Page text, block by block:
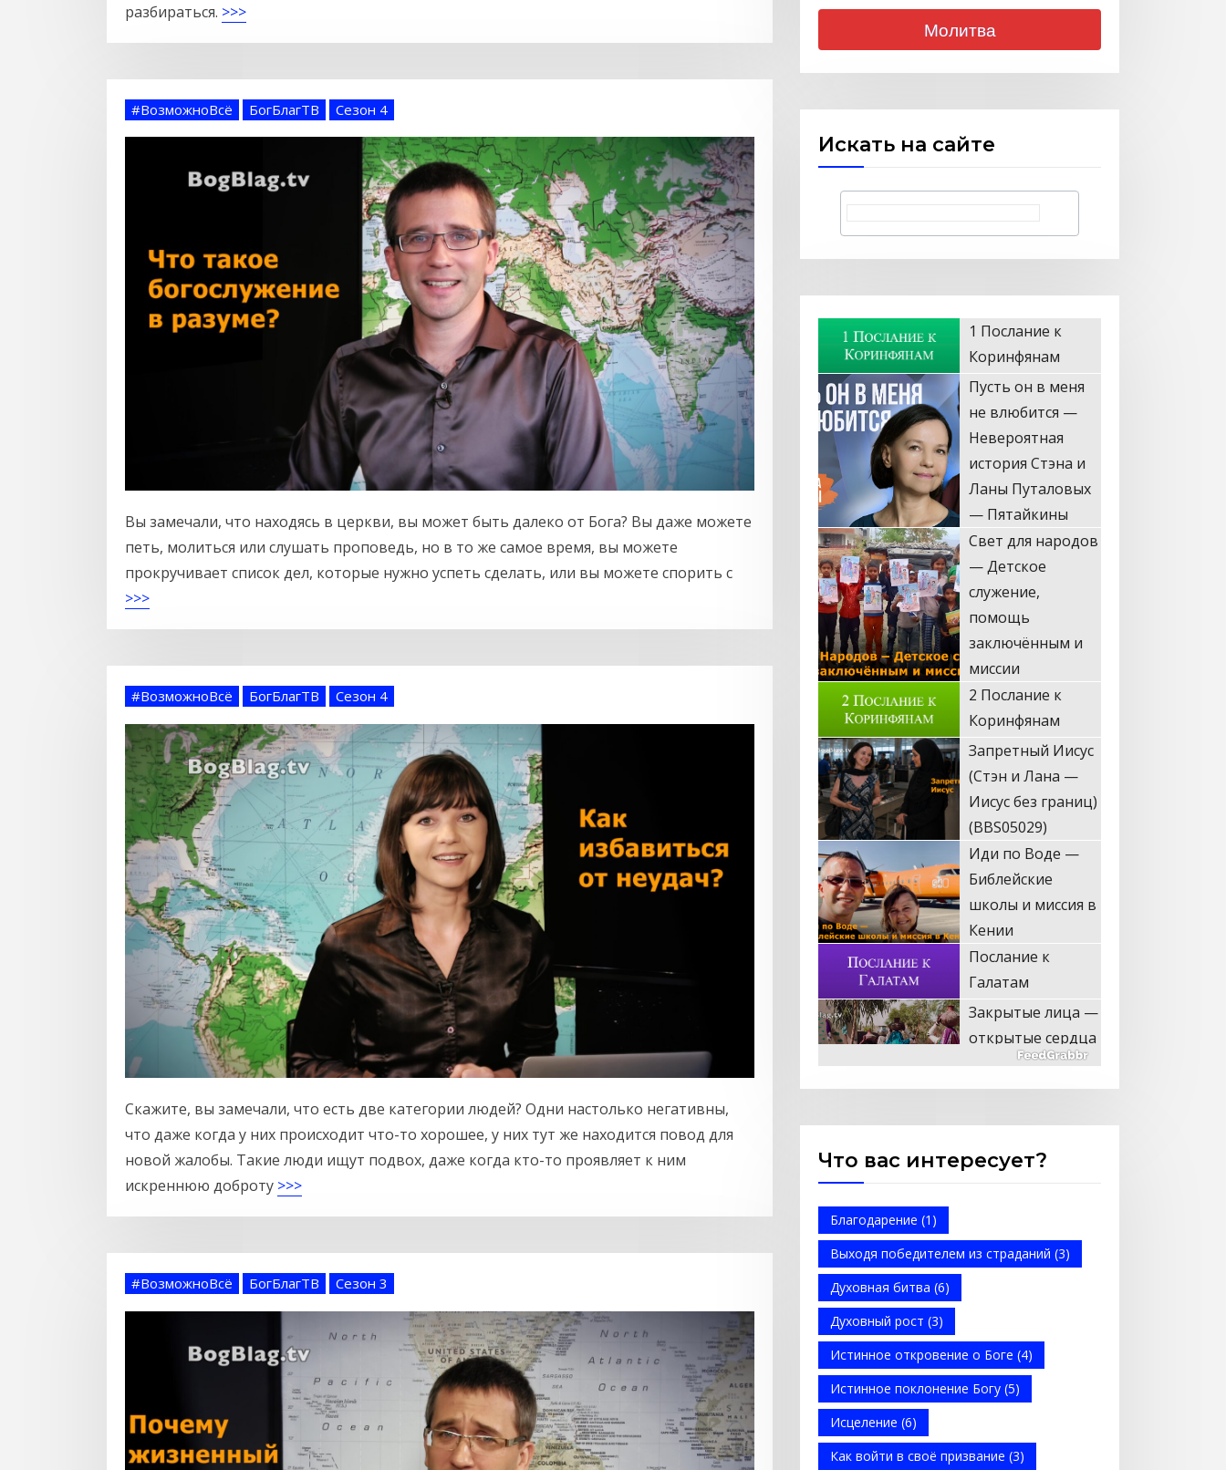
разбираться. >>>
#ВозможноВсё БогБлагТВ Сезон 4
Вы замечали, что находясь в церкви, вы может быть далеко от Бога? Вы даже можете
петь, молиться или слушать проповедь, но в то же самое время, вы можете
прокручивает список дел, которые нужно успеть сделать, или вы можете спорить с
>>>
#ВозможноВсё БогБлагТВ Сезон 4
Скажите, вы замечали, что есть две категории людей? Одни настолько негативны,
что даже когда у них происходит что-то хорошее, у них тут же находится повод для
новой жалобы. Такие люди ищут подвох, даже когда кто-то проявляет к ним
искреннюю доброту >>>
#ВозможноВсё БогБлагТВ Сезон 3
Молитва
Искать на сайте
Пусть он в меня
не влюбится —
Невероятная
история Стэна и
Ланы Путаловых
— Пятайкины
Свет для народов
— Детское
служение,
помощь
заключённым и
миссии
2 Послание к
Коринфянам
Запретный Иисус
(Стэн и Лана —
Иисус без границ)
(BBS05029)
Иди по Воде —
Библейские
школы и миссия в
Кении
Послание к
Галатам
Закрытые лица —
открытые сердца
(Стэн и Лана —
Иисус без границ)
(BBS05028)
Спаситель —
Послание к
помогает (Стэн и
Лана — Иисус без
Моя Надежда —
Детское служение
для обездоленных
Послание к
Что вас интересует?
Благодарение (1)
Выходя победителем из страданий (3)
Духовная битва (6)
Духовный рост (3)
Истинное откровение о Боге (4)
Истинное поклонение Богу (5)
Исцеление (6)
Как войти в своё призвание (3)